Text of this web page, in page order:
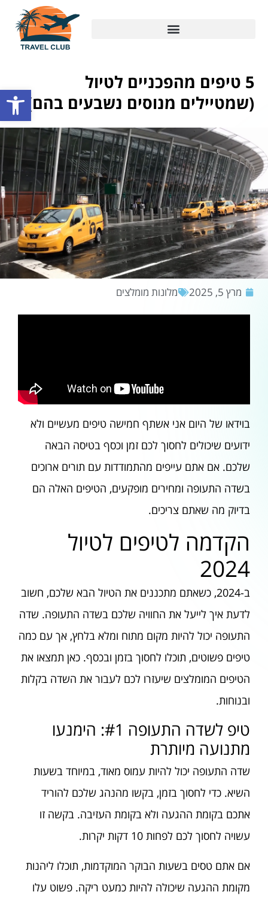
פתח
5 טיפים מהפכניים לטיול
(שמטיילים מנוסים נשבעים בהם)
מרץ 5, 2025 מלונות מומלצים
בוידאו של היום אני אשתף חמישה טיפים מעשיים ולא
ידועים שיכולים לחסוך לכם זמן וכסף בטיסה הבאה
שלכם. אם אתם עייפים מהתמודדות עם תורים ארוכים
בשדה התעופה ומחירים מופקעים, הטיפים האלה הם
בדיוק מה שאתם צריכים.
הקדמה לטיפים לטיול
2024
ב-2024, כשאתם מתכננים את הטיול הבא שלכם, חשוב
לדעת איך לייעל את החוויה שלכם בשדה התעופה. שדה
התעופה יכול להיות מקום מתוח ומלא בלחץ, אך עם כמה
טיפים פשוטים, תוכלו לחסוך בזמן ובכסף. כאן תמצאו את
הטיפים המומלצים שיעזרו לכם לעבור את השדה בקלות
ובנוחות.
טיפ לשדה התעופה #1: הימנעו
מתנועה מיותרת
שדה התעופה יכול להיות עמוס מאוד, במיוחד בשעות
השיא. כדי לחסוך בזמן, בקשו מהנהג שלכם להוריד
אתכם בקומת ההגעה ולא בקומת העזיבה. בקשה זו
עשויה לחסוך לכם לפחות 10 דקות יקרות.
אם אתם טסים בשעות הבוקר המוקדמות, תוכלו ליהנות
מקומת ההגעה שיכולה להיות כמעט ריקה. פשוט עלו